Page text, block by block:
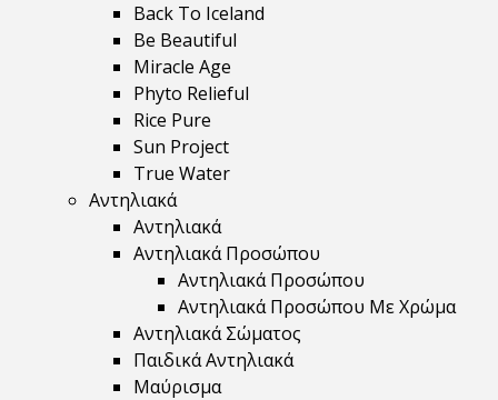
Back To Iceland
Be Beautiful
Miracle Age
Phyto Relieful
Rice Pure
Sun Project
True Water
Αντηλιακά
Αντηλιακά
Αντηλιακά Προσώπου
Αντηλιακά Προσώπου
Αντηλιακά Προσώπου Με Χρώμα
Αντηλιακά Σώματος
Παιδικά Αντηλιακά
Μαύρισμα